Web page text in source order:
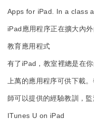
Apps for iPad. In a class
iPad應用程序正在擴大內
教育應用程式
有了iPad，教室裡總是在
上萬的應用程序可供下載
師可以提供的經驗教訓，
ITunes U on iPad